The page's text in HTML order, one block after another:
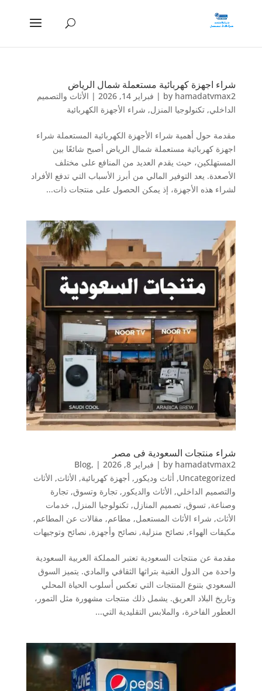
شراء اجهزة كهربائية مستعملة شمال الرياض
by hamadatvmax2
| فبراير 14, 2026 | الأثاث والتصميم
الداخلي, تكنولوجيا المنزل, شراء الأجهزة الكهربائية
مقدمة حول أهمية شراء الأجهزة الكهربائية المستعملة شراء
اجهزة كهربائية مستعملة شمال الرياض أصبح شائعًا بين
المستهلكين، حيث يقدم العديد من المنافع على مختلف
الأصعدة. يعد التوفير المالي من أبرز الأسباب التي تدفع الأفراد
لشراء هذه الأجهزة، إذ يمكن الحصول على منتجات ذات...
شراء منتجات السعودية فى مصر
by hamadatvmax2
| فبراير 8, 2026 |
Blog,
Uncategorized
, أثاث وديكور , أجهزة كهربائية, الأثاث, الأثاث
والتصميم الداخلي, الأثاث والديكور , تجارة وتسوق, تجارة
وصناعة, تسوق, تصميم المنازل, تكنولوجيا المنزل, خدمات
الأثاث, شراء الأثاث المستعمل, مطاعم, مقالات عن المطاعم,
مكيفات الهواء, نصائح منزلية, نصائح وأجهزة, نصائح وتوجيهات
مقدمة عن منتجات السعودية تعتبر المملكة العربية السعودية
واحدة من الدول الغنية بتراثها الثقافي والمادي. يتميز السوق
السعودي بتنوع المنتجات التي تعكس أسلوب الحياة المحلي
وتاريخ البلاد العريق. يشمل ذلك منتجات مشهورة مثل التمور،
العطور الفاخرة، والملابس التقليدية التي...